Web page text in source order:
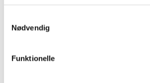
Nødvendig
Funktionelle